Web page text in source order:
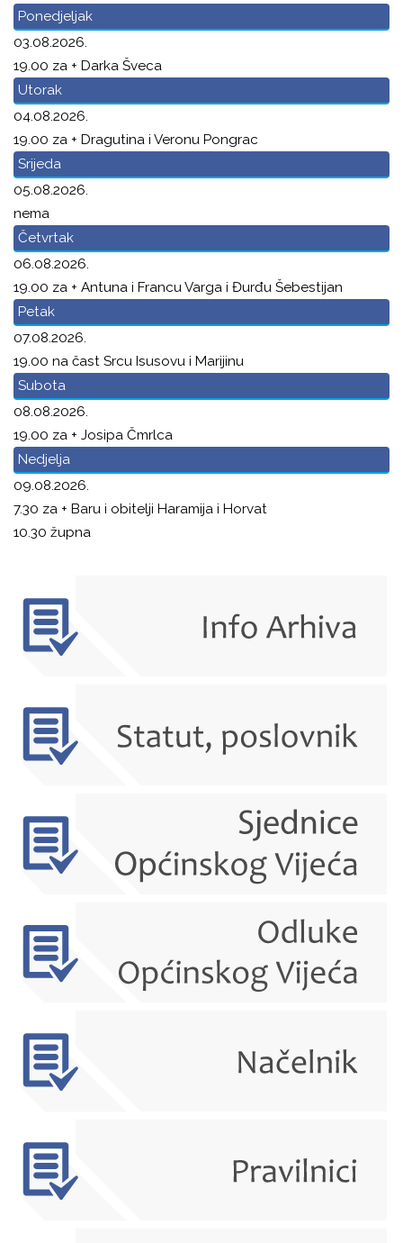
Ponedjeljak
03.08.2026.
19.00 za + Darka Šveca
Utorak
04.08.2026.
19.00 za + Dragutina i Veronu Pongrac
Srijeda
05.08.2026.
nema
Četvrtak
06.08.2026.
19.00 za + Antuna i Francu Varga i Đurđu Šebestijan
Petak
07.08.2026.
19.00 na čast Srcu Isusovu i Marijinu
Subota
08.08.2026.
19.00 za + Josipa Čmrlca
Nedjelja
09.08.2026.
7.30 za + Baru i obitelji Haramija i Horvat
10.30 župna